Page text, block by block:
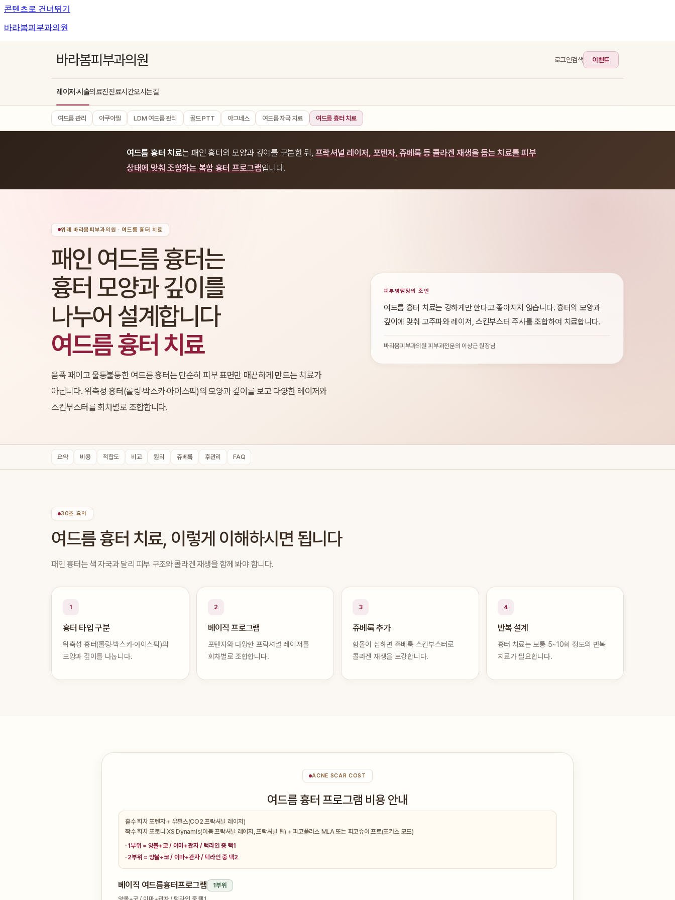
콘텐츠로 건너뛰기
바라봄피부과의원
바라봄피부과의원 로그인검색 이벤트
레이저·시술의료진진료시간오시는길
여드름 관리 아쿠아필 LDM 여드름 관리 골드 PTT 아그네스 여드름 자국 치료 여드름 흉터 치료
여드름 흉터 치료는 패인 흉터의 모양과 깊이를 구분한 뒤, 프락셔널 레이저, 포텐자, 쥬베룩 등 콜라겐 재생을 돕는 치료를 피부
상태에 맞춰 조합하는 복합 흉터 프로그램입니다.
위례 바라봄피부과의원 · 여드름 흉터 치료
패인 여드름 흉터는
흉터 모양과 깊이를
나누어 설계합니다
여드름 흉터 치료
움푹 패이고 울퉁불퉁한 여드름 흉터는 단순히 피부 표면만 매끈하게 만드는 치료가
아닙니다. 위축성 흉터(롤링·박스카·아이스픽)의 모양과 깊이를 보고 다양한 레이저와
스킨부스터를 회차별로 조합합니다.
피부명탐정의 조언
여드름 흉터 치료는 강하게만 한다고 좋아지지 않습니다. 흉터의 모양과
깊이에 맞춰 고주파와 레이저, 스킨부스터 주사를 조합하여 치료합니다.
바라봄피부과의원 피부과전문의 이상근 원장님
요약 비용 적합도 비교 원리 쥬베룩 후관리 FAQ
30초 요약
여드름 흉터 치료, 이렇게 이해하시면 됩니다
패인 흉터는 색 자국과 달리 피부 구조와 콜라겐 재생을 함께 봐야 합니다.
1
흉터 타입 구분
위축성 흉터(롤링·박스카·아이스픽)의
모양과 깊이를 나눕니다.
2
베이직 프로그램
포텐자와 다양한 프락셔널 레이저를
회차별로 조합합니다.
3
쥬베룩 추가
함몰이 심하면 쥬베룩 스킨부스터로
콜라겐 재생을 보강합니다.
4
반복 설계
흉터 치료는 보통 5~10회 정도의 반복
치료가 필요합니다.
ACNE SCAR COST
여드름 흉터 프로그램 비용 안내
홀수 회차 포텐자 + 유펄스(CO2 프락셔널 레이저)
짝수 회차 포토나 XS Dynamis(어븀 프락셔널 레이저, 프락셔널 팁) + 피코플러스 MLA 또는 피코슈어 프로(포커스 모드)
· 1부위 = 양볼+코 / 이마+관자 / 턱라인 중 택1
· 2부위 = 양볼+코 / 이마+관자 / 턱라인 중 택2
베이직 여드름흉터프로그램
1부위